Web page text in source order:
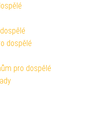
dospělé
pro dospělé